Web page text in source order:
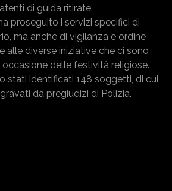
di guida ritirate.
proseguito i servizi specifici di
ma anche di vigilanza e ordine
alle diverse iniziative che ci sono
delle festività religiose.
stati identificati 148 soggetti, di cui
da pregiudizi di Polizia.